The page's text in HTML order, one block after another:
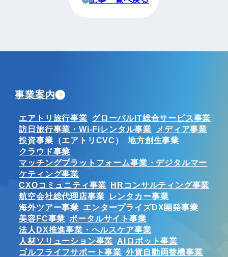
事業案内
エアトリ旅行事業 グローバルIT総合サービス事業
訪日旅行事業・Wi-Fiレンタル事業
メディア事業
投資事業（エアトリCVC）
地方創生事業
クラウド事業
マッチングプラットフォーム事業・デジタルマー
ケティング事業
CXOコミュニティ事業 HRコンサルティング事業
航空会社総代理店事業
レンタカー事業
海外ツアー事業 エンタープライズDX開発事業
美容FC事業 ポータルサイト事業
法人DX推進事業・ヘルスケア事業
人材ソリューション事業 AIロボット事業
ゴルフライフサポート事業 外貨自動両替機事業